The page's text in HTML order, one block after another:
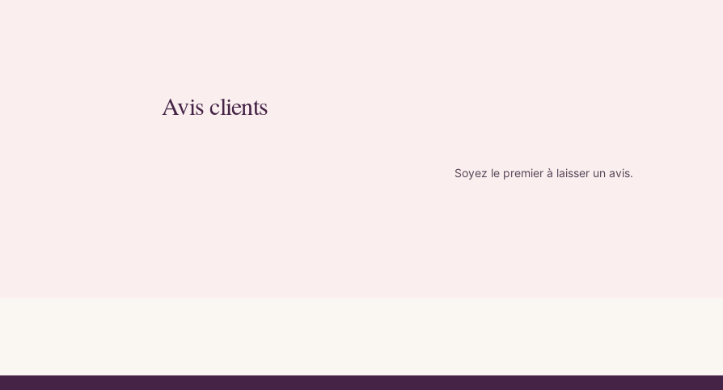
Avis clients
Soyez le premier à laisser un avis.